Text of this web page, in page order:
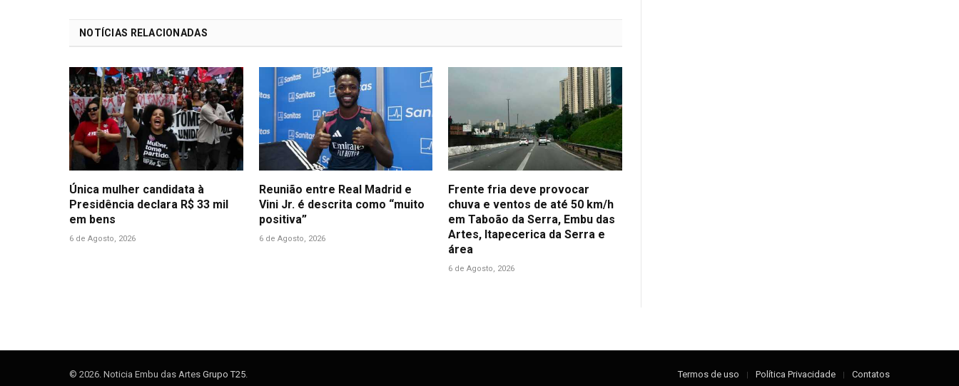
NOTÍCIAS RELACIONADAS
Única mulher candidata à
Presidência declara R$ 33 mil
em bens
6 de Agosto, 2026
Reunião entre Real Madrid e
Vini Jr. é descrita como “muito
positiva”
6 de Agosto, 2026
Frente fria deve provocar
chuva e ventos de até 50 km/h
em Taboão da Serra, Embu das
Artes, Itapecerica da Serra e
área
6 de Agosto, 2026
© 2026. Noticia Embu das Artes Grupo T25 Termos de uso Política Privacidade Contatos